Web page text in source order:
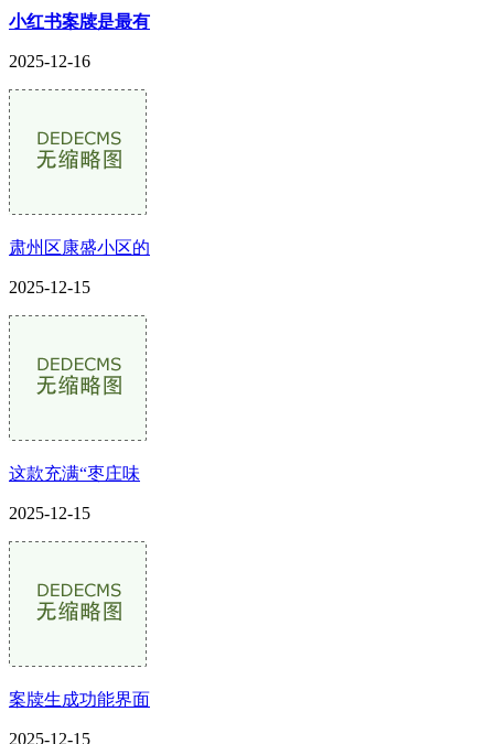
小红书案牍是最有
2025-12-16
肃州区康盛小区的
2025-12-15
这款充满“枣庄味
2025-12-15
案牍生成功能界面
2025-12-15